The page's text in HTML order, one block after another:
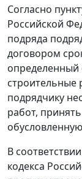
Согласно
Российской
подряда
договором
строительные
подрядчику
работ,
В
кодекса